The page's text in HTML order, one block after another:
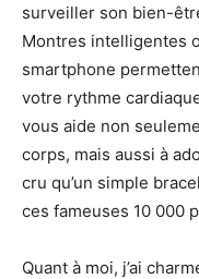
surveiller son bien-
Montres intelligentes
smartphone
votre rythme
vous aide non
corps, mais aussi à
cru qu’un simple
ces fameuses 10 000
Quant à moi, j’ai